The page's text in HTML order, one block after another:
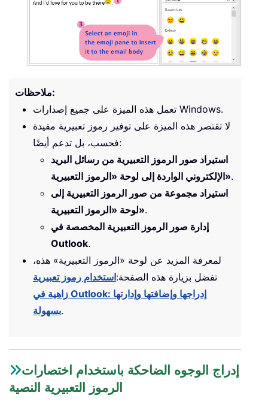
ملاحظات:
تعمل هذه الميزة على جميع إصدارات Windows.
لا تقتصر هذه الميزة على توفير رموز تعبيرية مفيدة
فحسب، بل تدعم أيضًا:
استيراد صور الرموز التعبيرية من رسائل البريد
الإلكتروني الواردة إلى لوحة «الرموز التعبيرية».
استيراد مجموعة من صور الرموز التعبيرية إلى
لوحة «الرموز التعبيرية».
إدارة صور الرموز التعبيرية المخصصة في
Outlook.
لمعرفة المزيد عن لوحة «الرموز التعبيرية» هذه،
تفضل بزيارة هذه الصفحة:استخدام رموز تعبيرية
زاهية في Outlook: إدراجها وإضافتها وإدارتها
بسهولة.
إدراج الوجوه الضاحكة باستخدام اختصارات
الرموز التعبيرية النصية